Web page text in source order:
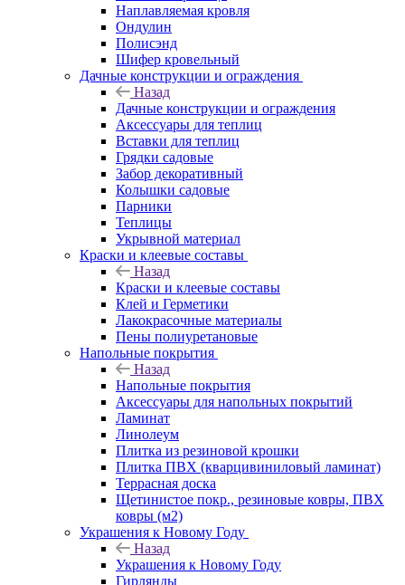
Наплавляемая кровля
Ондулин
Полисэнд
Шифер кровельный
Дачные конструкции и ограждения
Назад
Дачные конструкции и ограждения
Аксессуары для теплиц
Вставки для теплиц
Грядки садовые
Забор декоративный
Колышки садовые
Парники
Теплицы
Укрывной материал
Краски и клеевые составы
Назад
Краски и клеевые составы
Клей и Герметики
Лакокрасочные материалы
Пены полиуретановые
Напольные покрытия
Назад
Напольные покрытия
Аксессуары для напольных покрытий
Ламинат
Линолеум
Плитка из резиновой крошки
Плитка ПВХ (кварцивиниловый ламинат)
Террасная доска
Щетинистое покр., резиновые ковры, ПВХ
ковры (м2)
Украшения к Новому Году
Назад
Украшения к Новому Году
Гирлянды